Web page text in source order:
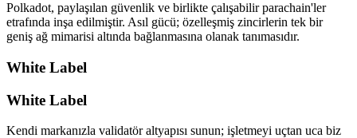
Polkadot, paylaşılan güvenlik ve birlikte çalışabilir parachain'ler
etrafında inşa edilmiştir. Asıl gücü; özelleşmiş zincirlerin tek bir
geniş ağ mimarisi altında bağlanmasına olanak tanımasıdır.
White Label
White Label
Kendi markanızla validatör altyapısı sunun; işletmeyi uçtan uca biz